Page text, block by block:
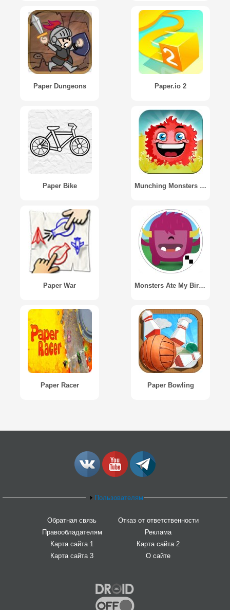
Paper Dungeons Paper.io 2
Paper Bike Munching Monsters Lite
Paper War Monsters Ate My Birthday Cake
Paper Racer Paper Bowling
Пользователям
Обратная связь
Отказ от ответственности
Правообладателям
Реклама
Карта сайта 1
Карта сайта 2
Карта сайта 3
О сайте